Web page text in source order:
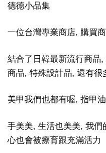
德德小品集
一位台灣專業商店, 購買
結合了日韓最新流行商品
商品, 特殊設計品, 還有很
美甲我們也都有喔, 指甲
手美美, 生活也美美, 我們
心也會被療育跟充滿活力